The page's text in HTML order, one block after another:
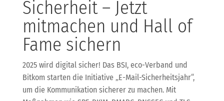
Sicherheit – Jetzt
mitmachen und Hall of
Fame sichern
2025 wird digital sicher! Das BSI, eco-Verband und
Bitkom starten die Initiative „E-Mail-Sicherheitsjahr“,
um die Kommunikation sicherer zu machen. Mit